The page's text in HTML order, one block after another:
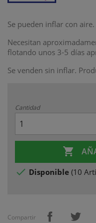
Se pueden inflar con aire.
Necesitan
flotando unos 3-5 días
Se venden sin inflar.
Cantidad

 Disponible (10
Compartir